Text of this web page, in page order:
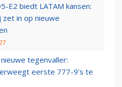
E2 biedt LATAM kansen:
zet in op nieuwe
tegenvaller:
eerste 777-9’s te